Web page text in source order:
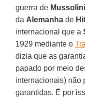
guerra de Mussolini
da Alemanha de
internacional que a
1929 mediante o
dizia que as
papado por meio
internacionais) não
garantidas. É por